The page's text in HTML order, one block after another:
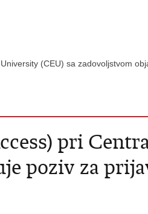
(CEU) sa zadovoljstvom
pri
poziv za